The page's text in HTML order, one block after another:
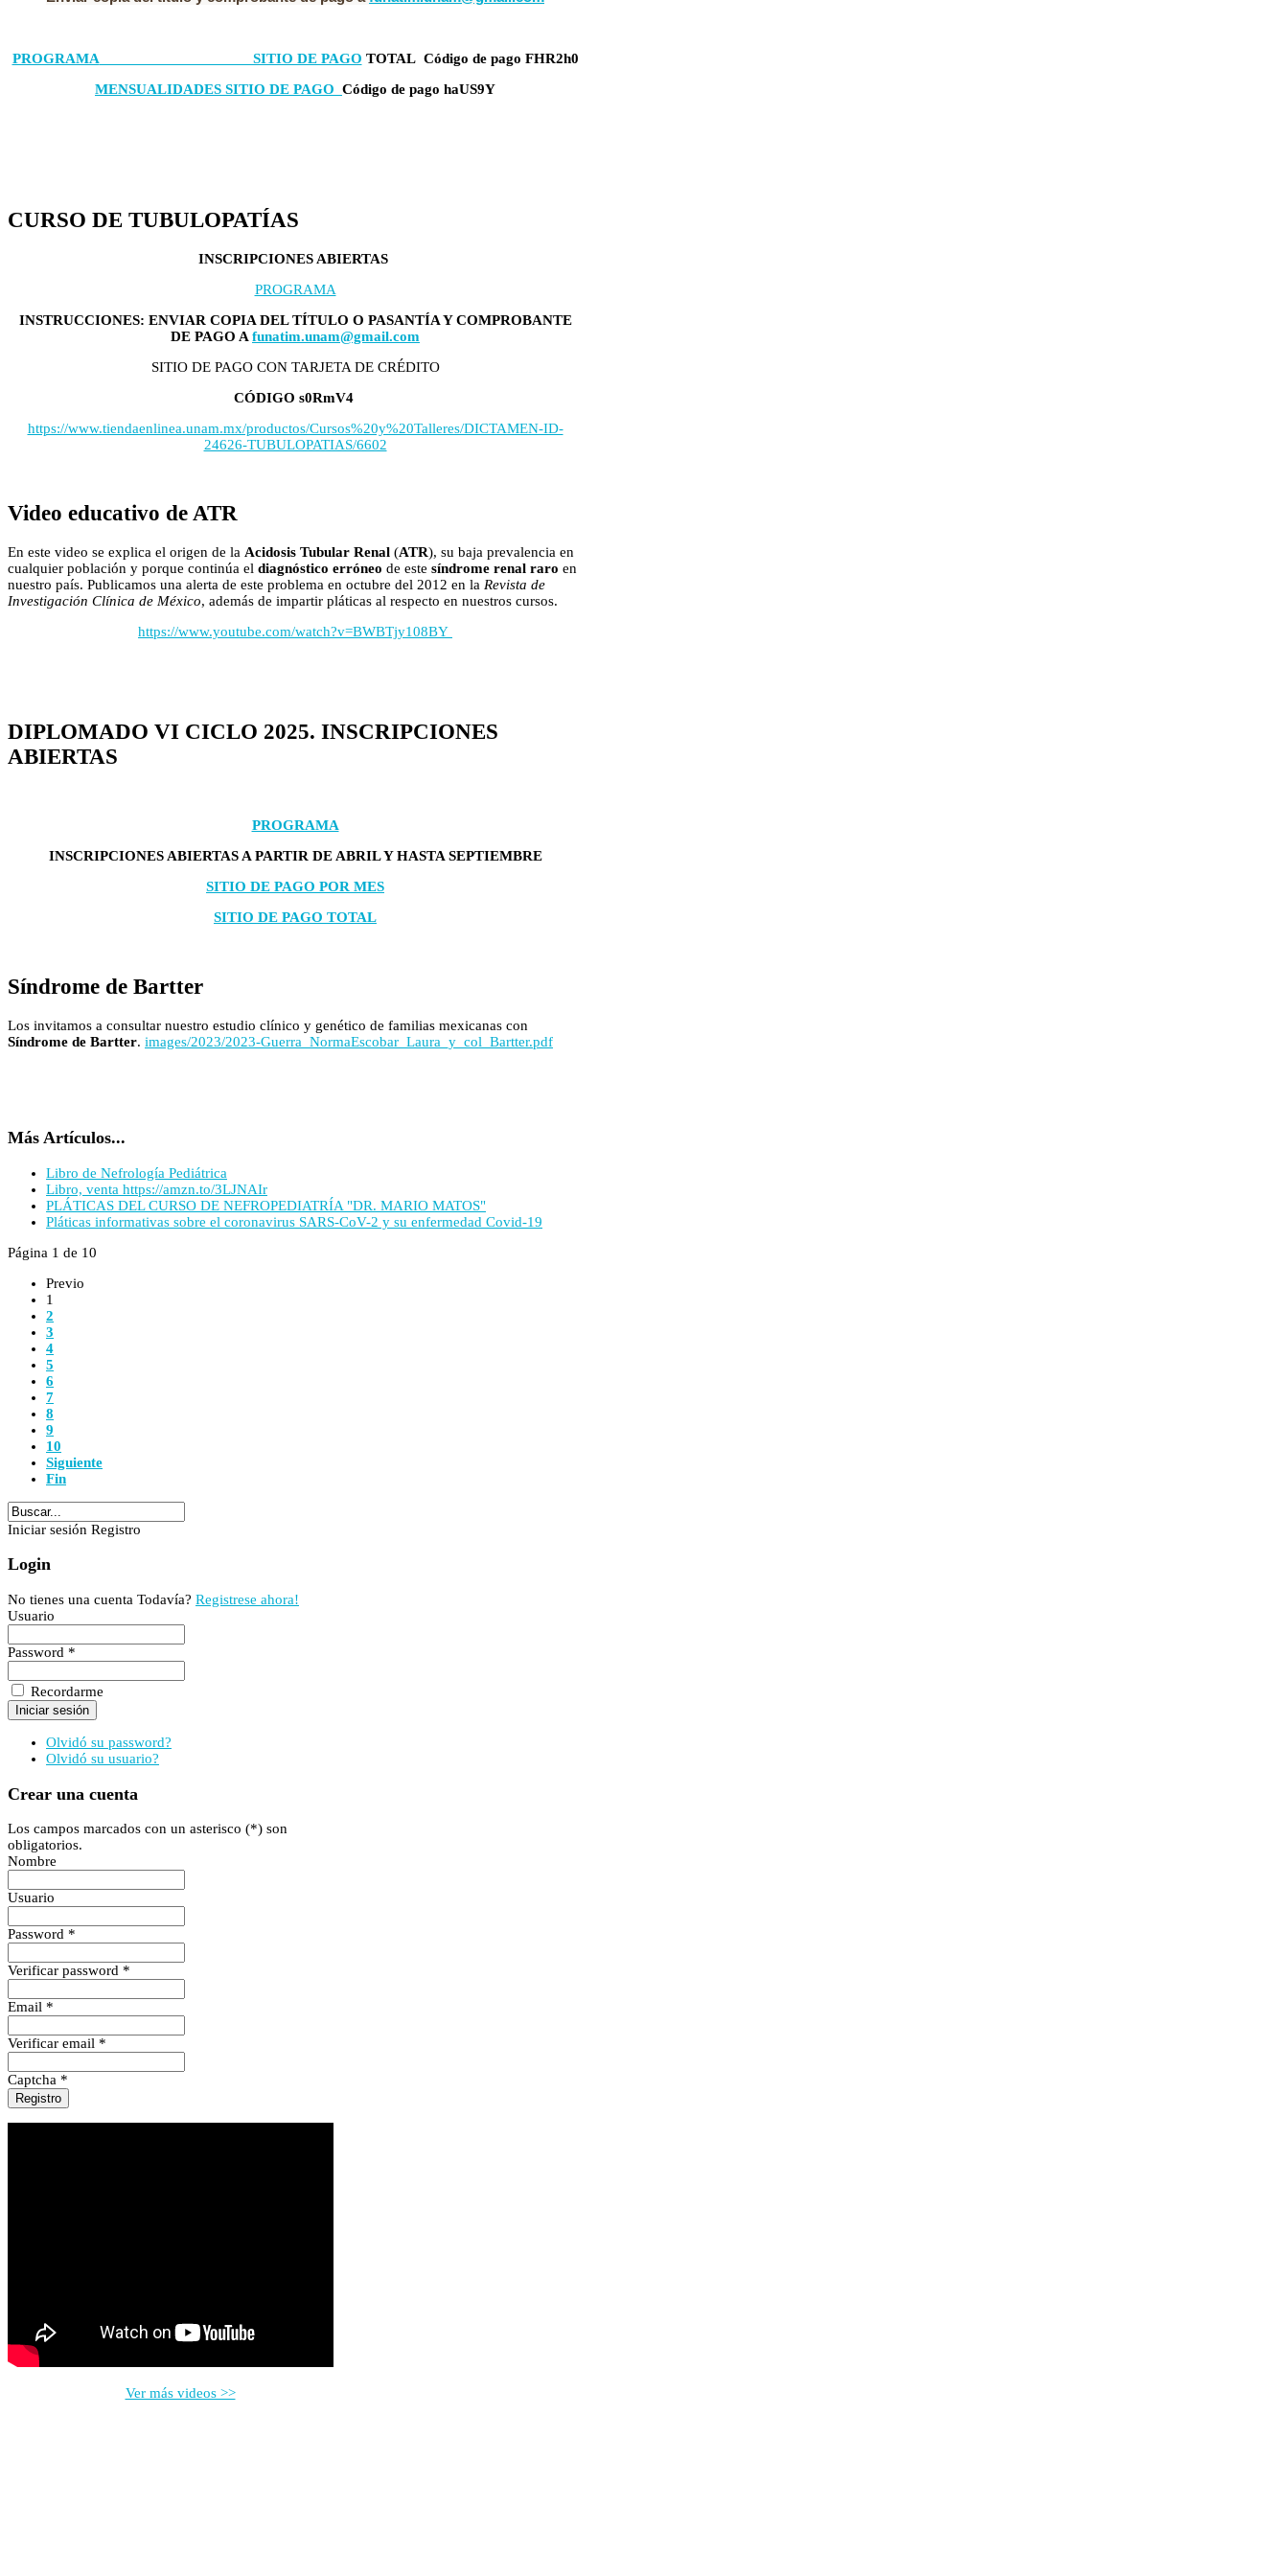
PROGRAMASITIO DE PAGO TOTAL Código de pago FHR2h0
MENSUALIDADES SITIO DE PAGO Código de pago haUS9Y
CURSO DE TUBULOPATÍAS
INSCRIPCIONES ABIERTAS
PROGRAMA
INSTRUCCIONES: ENVIAR COPIA DEL TÍTULO O PASANTÍA Y COMPROBANTE
DE PAGO A funatim.unam@gmail.com
SITIO DE PAGO CON TARJETA DE CRÉDITO
CÓDIGO s0RmV4
https://www.tiendaenlinea.unam.mx/productos/Cursos%20y%20Talleres/DICTAMEN-ID-
24626-TUBULOPATIAS/6602
Video educativo de ATR
En este video se explica el origen de la Acidosis Tubular Renal (ATR), su baja prevalencia en
cualquier población y porque continúa el diagnóstico erróneo de este síndrome renal raro en
nuestro país. Publicamos una alerta de este problema en octubre del 2012 en la Revista de
Investigación Clínica de México, además de impartir pláticas al respecto en nuestros cursos.
https://www.youtube.com/watch?v=BWBTjy108BY
DIPLOMADO VI CICLO 2025. INSCRIPCIONES
ABIERTAS
PROGRAMA
INSCRIPCIONES ABIERTAS A PARTIR DE ABRIL Y HASTA SEPTIEMBRE
SITIO DE PAGO POR MES
SITIO DE PAGO TOTAL
Síndrome de Bartter
Los invitamos a consultar nuestro estudio clínico y genético de familias mexicanas con
Síndrome de Bartter. images/2023/2023-Guerra_NormaEscobar_Laura_y_col_Bartter.pdf
Más Artículos...
Libro de Nefrología Pediátrica
Libro, venta https://amzn.to/3LJNAIr
PLÁTICAS DEL CURSO DE NEFROPEDIATRÍA "DR. MARIO MATOS"
Pláticas informativas sobre el coronavirus SARS-CoV-2 y su enfermedad Covid-19
Página 1 de 10
Previo
1
2
3
4
5
6
7
8
9
10
Siguiente
Fin
Iniciar sesión Registro
Login
No tienes una cuenta Todavía? Registrese ahora!
Usuario
Password *
Recordarme
Olvidó su password?
Olvidó su usuario?
Crear una cuenta
Los campos marcados con un asterisco (*) son
obligatorios.
Nombre
Usuario
Password *
Verificar password *
Email *
Verificar email *
Captcha *
Registro
Ver más videos >>